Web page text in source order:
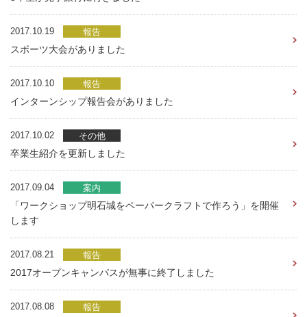
2017.10.19 報告
スポーツ大会がありました
2017.10.10 報告
インターンシップ報告会がありました
2017.10.02 その他
卒業生紹介を更新しました
2017.09.04 案内
「ワークショップ明石城をペーパークラフトで作ろう」を開催
します
2017.08.21 報告
2017オープンキャンパスが無事に終了しました
2017.08.08 報告